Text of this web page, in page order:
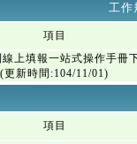
工作
項目
上填報一站式操作手冊
(更新時間:104/11/01)
項目